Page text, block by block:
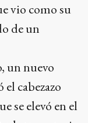
vio como su
de un
un nuevo
cabezazo
se elevó en el